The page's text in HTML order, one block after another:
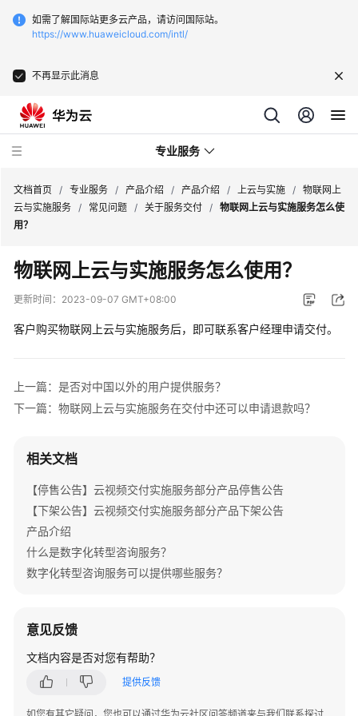
如需了解国际站更多云产品，请访问国际站。
https://www.huaweicloud.com/intl/
不再显示此消息
专业服务
务
公
告
产
绍
介
咨
询
与
规
划
云
与
施
文档首页 / 专业服务 / 产品介绍 / 产品介绍 / 上云与实施 / 物联网上
云与实施服务 / 常见问题 / 关于服务交付 / 物联网上云与实施服务怎么使
用？
物联网上云与实施服务怎么使用？
更新时间： 2023-09-07 GMT+08:00
客户购买物联网上云与实施服务后，即可联系客户经理申请交付。
上一篇：是否对中国以外的用户提供服务？
下一篇：物联网上云与实施服务在交付中还可以申请退款吗？
相关文档
【停售公告】云视频交付实施服务部分产品停售公告
【下架公告】云视频交付实施服务部分产品下架公告
产品介绍
什么是数字化转型咨询服务？
数字化转型咨询服务可以提供哪些服务？
意见反馈
文档内容是否对您有帮助？
提供反馈